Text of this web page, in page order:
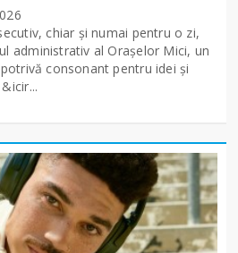
chiar și numai pentru o zi,
administrativ al Orașelor Mici, un
consonant pentru idei și